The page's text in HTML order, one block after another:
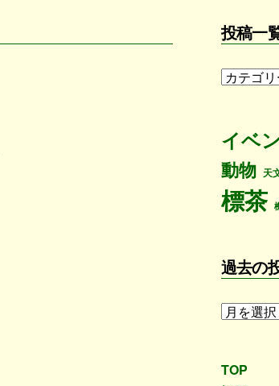
投稿一
投
イベ
動物 天
標茶
過去の
過
投
稿
TOP